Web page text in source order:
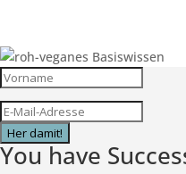
Her damit!
You have